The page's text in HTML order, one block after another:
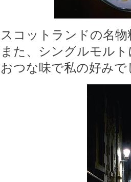
スコットランドの名
また、シングルモル
おつな味で私の好み